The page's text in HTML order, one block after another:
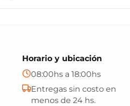
envíos gratis en 24 hs y
Horario y ubicación
08:00hs a 18:00hs
Entregas sin costo en
menos de 24 hs.